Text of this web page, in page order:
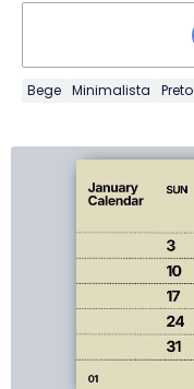
Bege Minimalista Preto